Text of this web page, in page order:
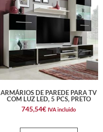
ARMÁRIOS DE PAREDE PARA TV
COM LUZ LED, 5 PCS, PRETO
745,54€ IVA incluido